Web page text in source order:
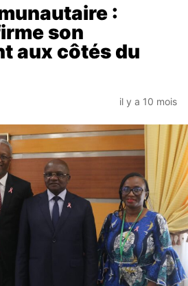
:
son
aux côtés du
il y a 10 mois